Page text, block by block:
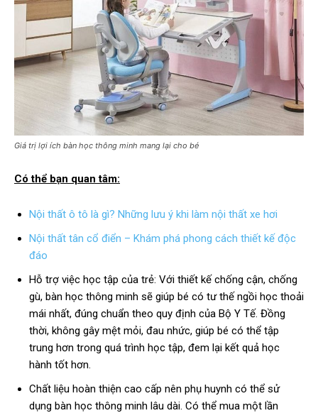
Giá trị lợi ích bàn học thông minh mang lại cho bé
Có thể bạn quan tâm:
Nội thất ô tô là gì? Những lưu ý khi làm nội thất xe hơi
Nội thất tân cổ điển – Khám phá phong cách thiết kế độc
đáo
Hỗ trợ việc học tập của trẻ: Với thiết kế chống cận, chống
gù, bàn học thông minh sẽ giúp bé có tư thế ngồi học thoải
mái nhất, đúng chuẩn theo quy định của Bộ Y Tế. Đồng
thời, không gây mệt mỏi, đau nhức, giúp bé có thể tập
trung hơn trong quá trình học tập, đem lại kết quả học
hành tốt hơn.
Chất liệu hoàn thiện cao cấp nên phụ huynh có thể sử
dụng bàn học thông minh lâu dài. Có thể mua một lần